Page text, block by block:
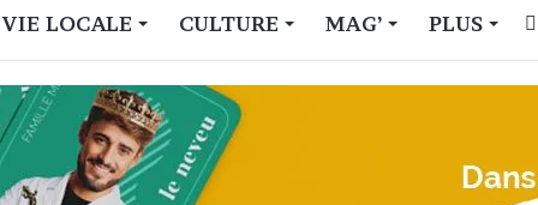
VIE LOCALE CULTURE MAG’ PLUS